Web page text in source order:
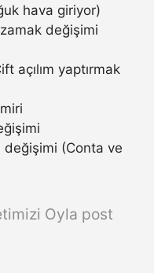
hava giriyor)
zamak değişimi
açılım yaptırmak
(Conta ve
Oyla post